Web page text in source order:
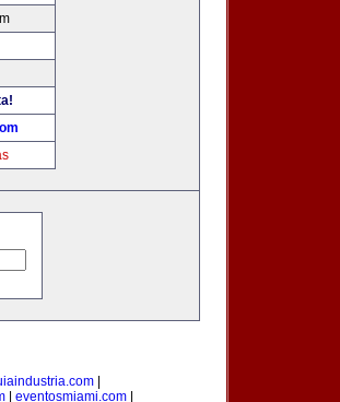
eventosmiami.com